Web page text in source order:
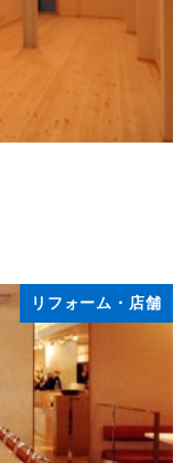
リフォーム・店舗